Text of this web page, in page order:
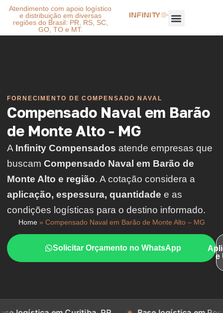
Atendimento com apoio logístico
e distribuição em diversas
regiões do Brasil: PR, RS, SC,
GO, TO e MT.
FORNECIMENTO DE COMPENSADO NAVAL
Compensado Naval em Barão
de Monte Alto - MG
A Infinity Compensados atende empresas que
buscam Compensado Naval em Barão de
Monte Alto e região. A cotação considera a
aplicação, espessura, quantidade e as
condições logísticas para o destino informado.
Home» Compensado Naval em Barão de Monte Alto – MG
Solicitar Orçamento no WhatsApp
e